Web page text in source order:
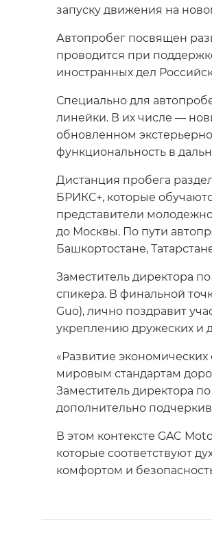
запуску движения на
Автопробег посвящен
проводится при
иностранных дел
Специально для
линейки. В их числе —
обновленном
функциональность в
Дистанция пробега
БРИКС+, которые
представители
до Москвы. По пути
Башкортостане,
Заместитель директора
спикера. В финальной
Guo), лично поздравит
укреплению дружеских и
«Развитие
мировым стандартам
Заместитель директора
дополнительно
В этом контексте GAC
которые соответствуют
комфортом и